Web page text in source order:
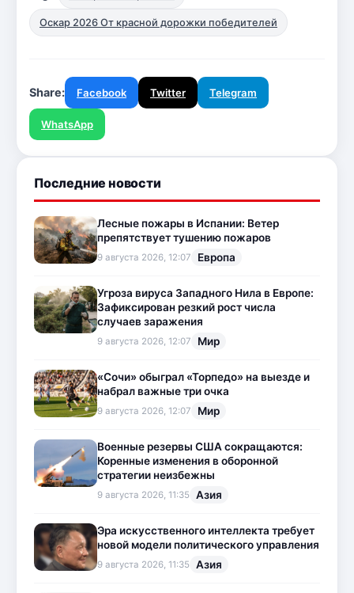
Оскар 2026 От красной дорожки победителей
Share: Facebook Twitter Telegram
WhatsApp
Последние новости
Лесные пожары в Испании: Ветер
препятствует тушению пожаров
9 августа 2026, 12:07 Европа
Угроза вируса Западного Нила в Европе:
Зафиксирован резкий рост числа
случаев заражения
9 августа 2026, 12:07 Мир
«Сочи» обыграл «Торпедо» на выезде и
набрал важные три очка
9 августа 2026, 12:07 Мир
Военные резервы США сокращаются:
Коренные изменения в оборонной
стратегии неизбежны
9 августа 2026, 11:35 Азия
Эра искусственного интеллекта требует
новой модели политического управления
9 августа 2026, 11:35 Азия